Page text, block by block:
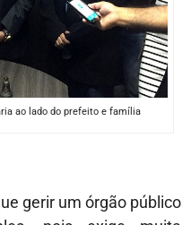
ao lado do prefeito e família
gerir um órgão público